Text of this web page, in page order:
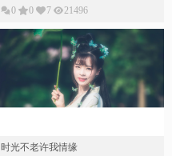
0
0 7 21496
时光不老许我情缘